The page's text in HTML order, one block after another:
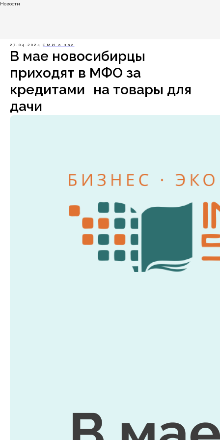
Новости
27.04.2024 СМИ о нас
В мае новосибирцы
приходят в МФО за
кредитами на товары для
дачи